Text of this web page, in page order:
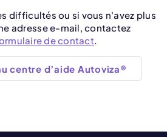
difficultés ou si vous n'avez plus
adresse e-mail, contactez
de contact.
centre d’aide Autoviza®